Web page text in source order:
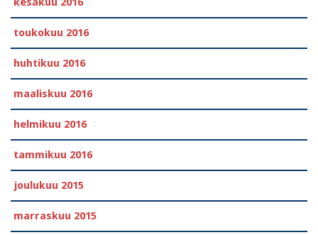
toukokuu 2016
huhtikuu 2016
maaliskuu 2016
helmikuu 2016
tammikuu 2016
joulukuu 2015
marraskuu 2015